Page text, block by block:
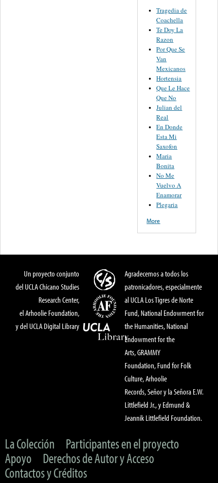
Tragedia de
Coachella
Te Doy La
Razon
Por Que Se
Van
Mexicanos
Hortensia
Que Le Hace
Que No
Julian del
Real
En Donde
Esta Mi
Saxofon
Maria
Bonita
No Me
Vuelvo A
Enamorar
Plegaria
More
Un proyecto conjunto
del UCLA Chicano Studies
Research Center,
el Arhoolie Foundation,
y del UCLA Digital Library
Agradecemos a todos los
patronicadores, especialmente
al UCLA Los Tigres de Norte
Fund, National Endowment for
the Humanities, National
Endowment for the
Arts, GRAMMY
Foundation, Fund for Folk
Culture, Arhoolie
Records, Señor y la Señora E.W.
Littlefield Jr., y Edmund &
Jeannik Littlefield Foundation.
La Colección
Participantes en el proyecto
Apoyo
Derechos de Autor y Acceso
Contactos y Créditos